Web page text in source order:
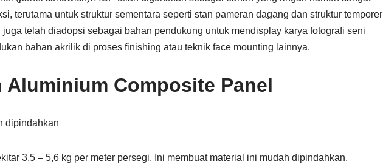
terutama untuk struktur sementara seperti stan pameran dagang dan struktur temporer
juga telah diadopsi sebagai bahan pendukung untuk mendisplay karya fotografi seni
bahan akrilik di proses finishing atau teknik face mounting lainnya.
Aluminium Composite Panel
dipindahkan
3,5 – 5,6 kg per meter persegi. Ini membuat material ini mudah dipindahkan.